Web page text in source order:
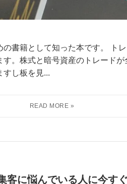
書籍として知った本です。 ト
。株式と暗号資産のトレード
すし板を見...
客に悩んでいる人に今す